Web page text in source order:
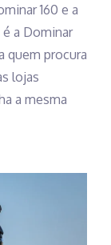
160 e a
a Dominar
quem procura
lojas
a mesma